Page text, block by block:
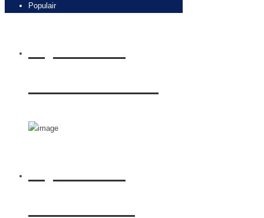
Populair